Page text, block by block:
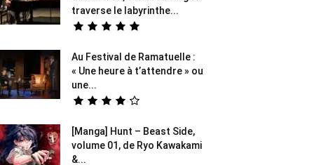
traverse le labyrinthe...
Au Festival de Ramatuelle :
« Une heure à t’attendre » ou
une...
[Manga] Hunt – Beast Side,
volume 01, de Ryo Kawakami
&...